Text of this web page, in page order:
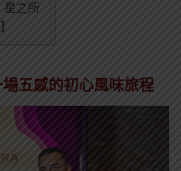
星之所
五感的初心風味旅程